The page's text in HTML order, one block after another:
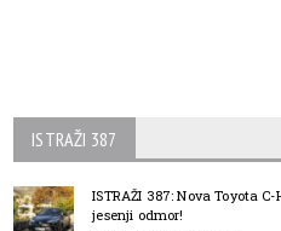
ISTRAŽI 387
ISTRAŽI 387: Nova Toyota
jesenji odmor!